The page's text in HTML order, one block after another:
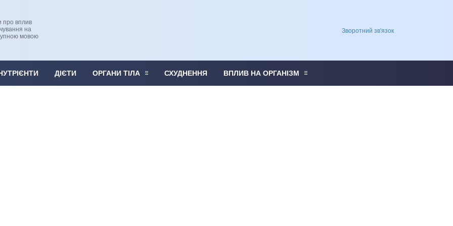
про вплив
на
мовою
ДІЄТИ ОРГАНИ ТІЛА СХУДНЕННЯ ВПЛИВ НА ОРГАНІЗМ
Зворотний зв'язок